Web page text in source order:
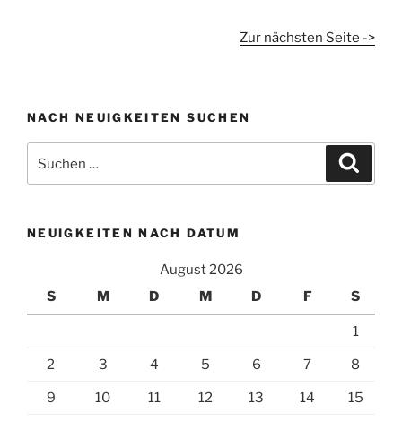
Zur nächsten Seite ->
NACH NEUIGKEITEN SUCHEN
nach:
NEUIGKEITEN NACH DATUM
August 2026
S
M D M D F S
1
2 3 4 5 6 7 8
9 10 11 12 13 14 15